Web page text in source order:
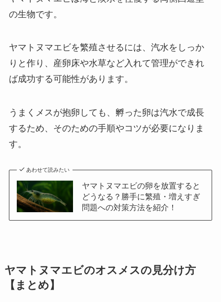
の生物です。
ヤマトヌマエビを繁殖させるには、汽水をしっか
りと作り、産卵床や水草など入れて管理ができれ
ば成功する可能性があります。
うまくメスが抱卵しても、孵った卵は汽水で成長
するため、そのための手順やコツが必要になりま
す。
あわせて読みたい
ヤマトヌマエビの卵を放置すると
どうなる？勝手に繁殖・増えすぎ
問題への対策方法を紹介！
ヤマトヌマエビのオスメスの見分け方
【まとめ】